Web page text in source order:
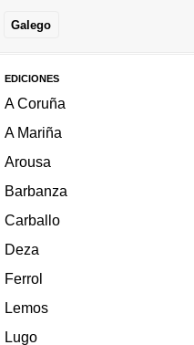
Galego
EDICIONES
A Coruña
A Mariña
Arousa
Barbanza
Carballo
Deza
Ferrol
Lemos
Lugo